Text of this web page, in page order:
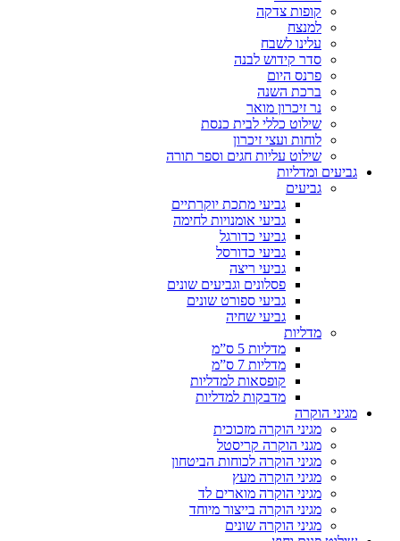
קופות צדקה
למנצח
עלינו לשבח
סדר קידוש לבנה
פרנס היום
ברכת השנה
נר זיכרון מואר
שילוט כללי לבית כנסת
לוחות ועצי זיכרון
שילוט עליות חגים וספר תורה
גביעים ומדליות
גביעים
גביעי מתכת יוקרתיים
גביעי אומנויות לחימה
גביעי כדורגל
גביעי כדורסל
גביעי ריצה
פסלונים וגביעים שונים
גביעי ספורט שונים
גביעי שחיה
מדליות
מדליות 5 ס”מ
מדליות 7 ס”מ
קופסאות למדליות
מדבקות למדליות
מגיני הוקרה
מגיני הוקרה מזכוכית
מגני הוקרה קריסטל
מגיני הוקרה לכוחות הביטחון
מגיני הוקרה מעץ
מגיני הוקרה מוארים לד
מגיני הוקרה בייצור מיוחד
מגיני הוקרה שונים